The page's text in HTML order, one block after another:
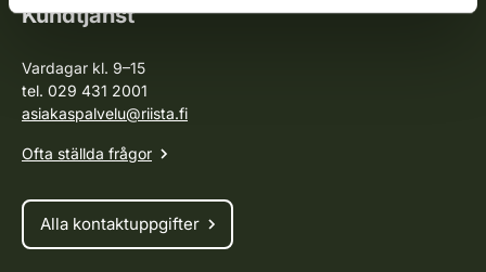
Kundtjänst
Vardagar kl. 9–15
tel. 029 431 2001
asiakaspalvelu@riista.fi
Ofta ställda frågor
Alla kontaktuppgifter